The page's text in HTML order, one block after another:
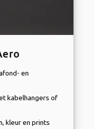
en
kabelhangers of
kleur en prints